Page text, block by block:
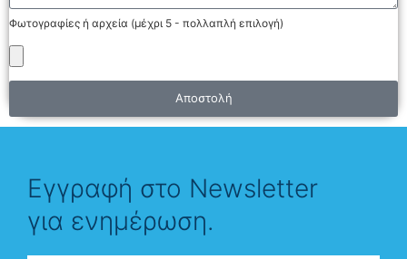
Φωτογραφίες ή αρχεία (μέχρι 5 - πολλαπλή επιλογή)
Αποστολή
Εγγραφή στο Νewsletter
για ενημέρωση.